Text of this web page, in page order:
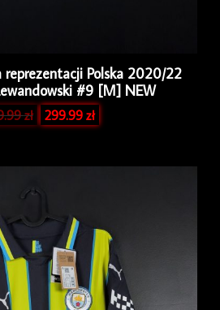
reprezentacji Polska 2020/22
#9 [M] NEW
zł 299.99zł